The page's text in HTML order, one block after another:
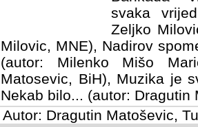
svaka
Milovic,
MNE), Nadirov spomenar
Milenko Mišo Maric, UK),
Muzika je svirala (autor:
(autor: Dragutin Matosevic,
Autor: Dragutin Matoševic,